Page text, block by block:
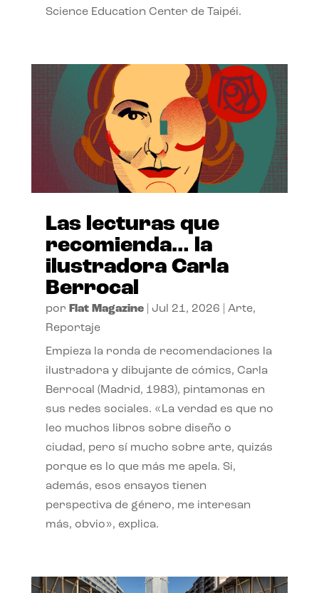
Science Education Center de Taipéi.
Las lecturas que
recomienda… la
ilustradora Carla
Berrocal
por Flat Magazine| Jul 21, 2026 Arte,
Reportaje
Empieza la ronda de recomendaciones la
ilustradora y dibujante de cómics, Carla
Berrocal (Madrid, 1983), pintamonas en
sus redes sociales. «La verdad es que no
leo muchos libros sobre diseño o
ciudad, pero sí mucho sobre arte, quizás
porque es lo que más me apela. Si,
además, esos ensayos tienen
perspectiva de género, me interesan
más, obvio», explica.